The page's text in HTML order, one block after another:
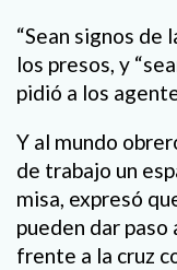
“Sean signos de
los presos, y
pidió a los
Y al mundo
de trabajo un
misa, expresó
pueden dar
frente a la cruz